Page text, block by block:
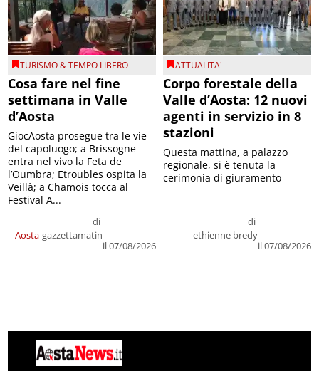
TURISMO & TEMPO LIBERO
Cosa fare nel fine
settimana in Valle
d’Aosta
Aosta
di
gazzettamatin
il 07/08/2026
GiocAosta prosegue tra le vie
del capoluogo; a Brissogne
entra nel vivo la Feta de
l’Oumbra; Etroubles ospita la
Veillà; a Chamois tocca al
Festival A...
ATTUALITA'
Corpo forestale della
Valle d’Aosta: 12 nuovi
agenti in servizio in 8
stazioni
di
ethienne bredy
il 07/08/2026
Questa mattina, a palazzo
regionale, si è tenuta la
cerimonia di giuramento